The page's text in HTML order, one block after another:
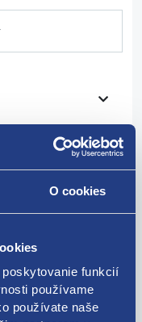
O cookies
funkcií
používame
používate naše
74kW/77kW